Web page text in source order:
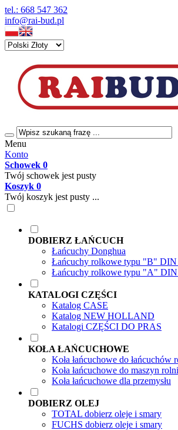
tel.: 668 547 362
info@rai-bud.pl
Menu
Konto
Schowek 0
Twój schowek jest pusty
Koszyk 0
Twój koszyk jest pusty ...
DOBIERZ ŁAŃCUCH
Łańcuchy Donghua
Łańcuchy rolkowe typu "B"
Łańcuchy rolkowe typu "A"
KATALOGI CZĘŚCI
Katalog CASE
Katalog NEW HOLLAND
Katalogi CZĘŚCI DO PRAS
KOŁA ŁAŃCUCHOWE
Koła łańcuchowe do
Koła łańcuchowe do maszyn
Koła łańcuchowe dla przemysłu
DOBIERZ OLEJ
TOTAL dobierz oleje i smary
FUCHS dobierz oleje i smary